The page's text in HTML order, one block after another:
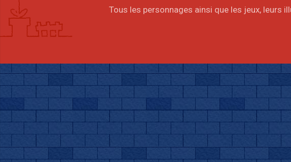
Tous les personnages ainsi que les jeux, leurs